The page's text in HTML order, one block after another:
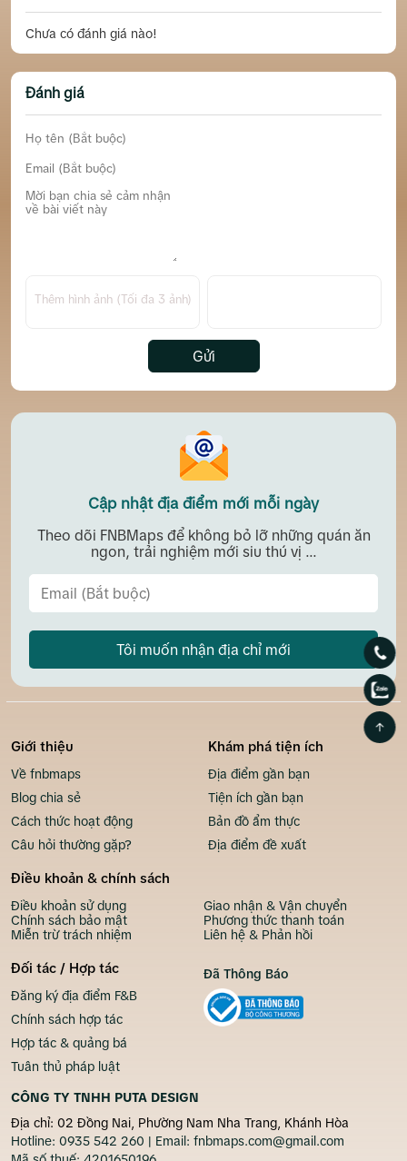
Chưa có đánh giá nào!
Đánh giá
Thêm hình ảnh (Tối đa 3 ảnh)
Gửi
Cập nhật địa điểm mới mỗi ngày
Theo dõi FNBMaps để không bỏ lỡ những quán ăn
ngon, trải nghiệm mới siu thú vị ...
Tôi muốn nhận địa chỉ mới
Giới thiệu
Về fnbmaps
Blog chia sẻ
Cách thức hoạt động
Câu hỏi thường gặp?
Khám phá tiện ích
Địa điểm gần bạn
Tiện ích gần bạn
Bản đồ ẩm thực
Địa điểm đề xuất
Điều khoản & chính sách
Điều khoản sử dụng
Chính sách bảo mật
Miễn trừ trách nhiệm
Giao nhận & Vận chuyển
Phương thức thanh toán
Liên hệ & Phản hồi
Đối tác / Hợp tác
Đăng ký địa điểm F&B
Chính sách hợp tác
Hợp tác & quảng bá
Tuân thủ pháp luật
CÔNG TY TNHH PUTA DESIGN
Địa chỉ: 02 Đồng Nai, Phường Nam Nha Trang, Khánh Hòa
Hotline: 0935 542 260 | Email: fnbmaps.com@gmail.com
Đã Thông Báo